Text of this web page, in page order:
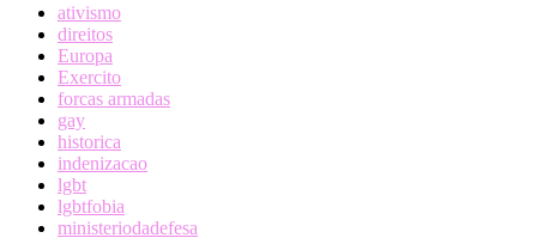
ativismo
direitos
Europa
Exercito
forcas armadas
gay
historica
indenizacao
lgbt
lgbtfobia
ministeriodadefesa